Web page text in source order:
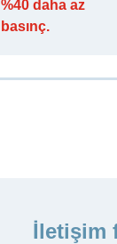
%40 daha az
basınç.
İletişim